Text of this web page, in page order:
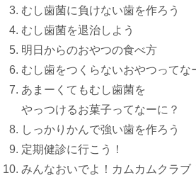
むし歯菌に負けない歯を作ろう
むし歯菌を退治しよう
明日からのおやつの食べ方
むし歯をつくらないおやつってな
あまーくてもむし歯菌を
やっつけるお菓子ってなーに？
しっかりかんで強い歯を作ろう
定期健診に行こう！
みんなおいでよ！カムカムクラブ